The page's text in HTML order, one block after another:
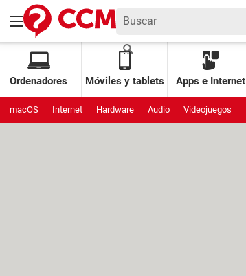
Ordenadores Móviles y tablets Apps e Internet
macOS Internet Hardware Audio Videojuegos